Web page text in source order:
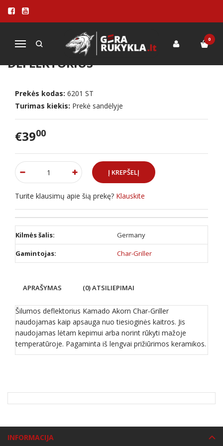
Navigacija
0
Pagrindinis
Char-Griller Akorn karščio deflektorius
CHAR-GRILLER AKORN KARŠČIO
DEFLEKTORIUS
Prekės kodas: 6201 ST
Turimas kiekis: Prekė sandėlyje
€3900
Turite klausimų apie šią prekę? Klauskite
Kilmės šalis: Germany
Gamintojas: Char-Griller
APRAŠYMAS (0) ATSILIEPIMAI
Šilumos deflektorius Kamado Akorn Char-Griller
naudojamas kaip apsauga nuo tiesioginės kaitros. Jis
naudojamas lėtam kepimui arba norint rūkyti mažoje
temperatūroje. Pagaminta iš lengvai prižiūrimos keramikos.
INFORMACIJA